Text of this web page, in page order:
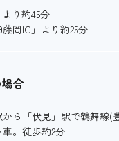
り約45分
岡IC」より約25分
合
ら「伏見」駅で鶴舞線
。徒歩約2分